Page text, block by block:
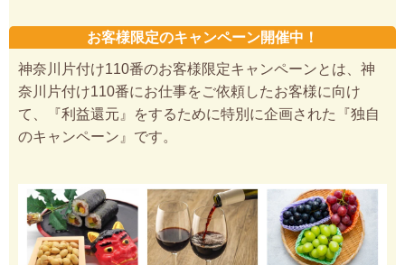
お客様限定のキャンペーン開催中！
神奈川片付け110番のお客様限定キャンペーンとは、神
奈川片付け110番にお仕事をご依頼したお客様に向け
て、『利益還元』をするために特別に企画された『独自
のキャンペーン』です。